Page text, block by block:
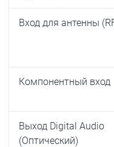
Вход для антенны
Компонентный вход
Выход Digital Audio
(Оптический)